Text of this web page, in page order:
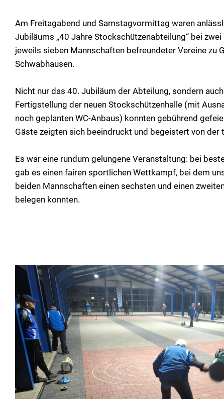
Am Freitagabend und Samstagvormittag waren
Jubiläums „40 Jahre Stockschützenabteilung“ bei zwei
jeweils sieben Mannschaften befreundeter Vereine zu
Schwabhausen.
Nicht nur das 40. Jubiläum der Abteilung, sondern
Fertigstellung der neuen Stockschützenhalle (mit
noch geplanten WC-Anbaus) konnten gebührend
Gäste zeigten sich beeindruckt und begeistert von der
Es war eine rundum gelungene Veranstaltung: bei
gab es einen fairen sportlichen Wettkampf, bei dem
beiden Mannschaften einen sechsten und einen
belegen konnten.